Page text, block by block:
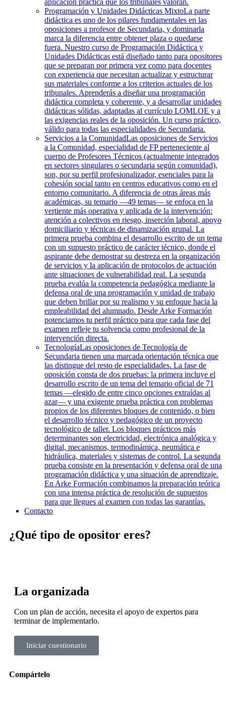
aplicación práctica que los tribunales valoran.
Programación y Unidades Didácticas MixtoLa parte
didáctica es uno de los pilares fundamentales en las
oposiciones a profesor de Secundaria, y dominarla
marca la diferencia entre obtener plaza o quedarse
fuera. Nuestro curso de Programación Didáctica y
Unidades Didácticas está diseñado tanto para opositores
que se preparan por primera vez como para docentes
con experiencia que necesitan actualizar y estructurar
sus materiales conforme a los criterios actuales de los
tribunales. Aprenderás a diseñar una programación
didáctica completa y coherente, y a desarrollar unidades
didácticas sólidas, adaptadas al currículo LOMLOE y a
las exigencias reales de la oposición. Un curso práctico,
válido para todas las especialidades de Secundaria.
Servicios a la ComunidadLas oposiciones de Servicios
a la Comunidad, especialidad de FP perteneciente al
cuerpo de Profesores Técnicos (actualmente integrados
en sectores singulares o secundaria según comunidad),
son, por su perfil profesionalizador, esenciales para la
cohesión social tanto en centros educativos como en el
entorno comunitario. A diferencia de otras áreas más
académicas, su temario —49 temas— se enfoca en la
vertiente más operativa y aplicada de la intervención:
atención a colectivos en riesgo, inserción laboral, apoyo
domiciliario y técnicas de dinamización grupal. La
primera prueba combina el desarrollo escrito de un tema
con un supuesto práctico de carácter técnico, donde el
aspirante debe demostrar su destreza en la organización
de servicios y la aplicación de protocolos de actuación
ante situaciones de vulnerabilidad real. La segunda
prueba evalúa la competencia pedagógica mediante la
defensa oral de una programación y unidad de trabajo
que deben brillar por su realismo y su enfoque hacia la
empleabilidad del alumnado. Desde Arke Formación
potenciamos tu perfil práctico para que cada fase del
examen refleje tu solvencia como profesional de la
intervención directa.
TecnologíaLas oposiciones de Tecnología de
Secundaria tienen una marcada orientación técnica que
las distingue del resto de especialidades. La fase de
oposición consta de dos pruebas: la primera incluye el
desarrollo escrito de un tema del temario oficial de 71
temas —elegido de entre cinco opciones extraídas al
azar— y una exigente prueba práctica con problemas
propios de los diferentes bloques de contenido, o bien
el desarrollo técnico y pedagógico de un proyecto
tecnológico de taller. Los bloques prácticos más
determinantes son electricidad, electrónica analógica y
digital, mecanismos, termodinámica, neumática e
hidráulica, materiales y sistemas de control. La segunda
prueba consiste en la presentación y defensa oral de una
programación didáctica y una situación de aprendizaje.
En Arke Formación combinamos la preparación teórica
con una intensa práctica de resolución de supuestos
para que llegues al examen con todas las garantías.
Contacto
¿Qué tipo de opositor eres?
La organizada
Con un plan de acción, necesita el apoyo de expertos para
terminar de implementarlo.
Iniciar cuestionario
Compártelo